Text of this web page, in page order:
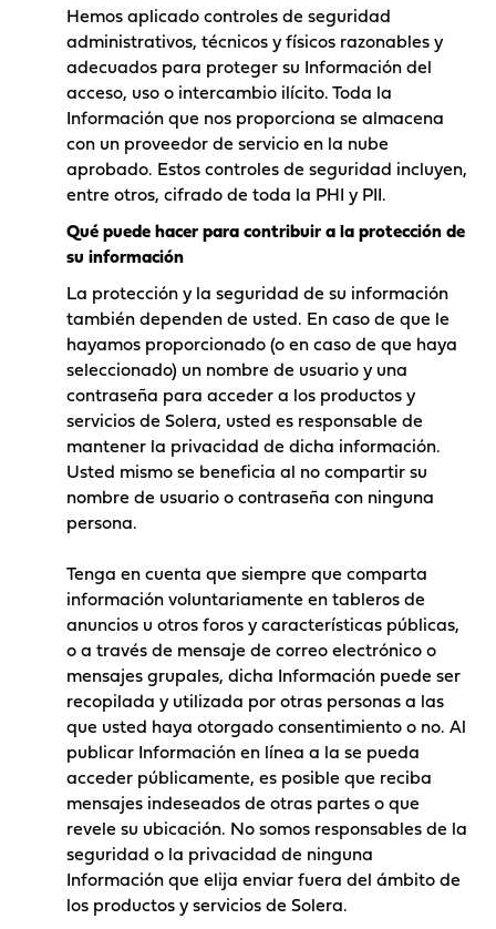
Hemos aplicado controles de seguridad
administrativos, técnicos y físicos razonables y
adecuados para proteger su Información del
acceso, uso o intercambio ilícito. Toda la
Información que nos proporciona se almacena
con un proveedor de servicio en la nube
aprobado. Estos controles de seguridad incluyen,
entre otros, cifrado de toda la PHI y PII.
Qué puede hacer para contribuir a la protección de
su información
La protección y la seguridad de su información
también dependen de usted. En caso de que le
hayamos proporcionado (o en caso de que haya
seleccionado) un nombre de usuario y una
contraseña para acceder a los productos y
servicios de Solera, usted es responsable de
mantener la privacidad de dicha información.
Usted mismo se beneficia al no compartir su
nombre de usuario o contraseña con ninguna
persona.
Tenga en cuenta que siempre que comparta
información voluntariamente en tableros de
anuncios u otros foros y características públicas,
o a través de mensaje de correo electrónico o
mensajes grupales, dicha Información puede ser
recopilada y utilizada por otras personas a las
que usted haya otorgado consentimiento o no. Al
publicar Información en línea a la se pueda
acceder públicamente, es posible que reciba
mensajes indeseados de otras partes o que
revele su ubicación. No somos responsables de la
seguridad o la privacidad de ninguna
Información que elija enviar fuera del ámbito de
los productos y servicios de Solera.